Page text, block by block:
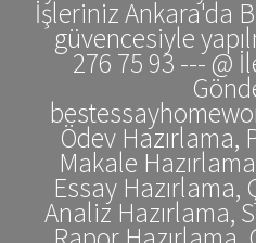
İşleriniz Ankara'da
güvencesiyle
276 75 93 --- @
Ödev Hazırlama,
Makale
Essay Hazırlama,
Analiz Hazırlama,